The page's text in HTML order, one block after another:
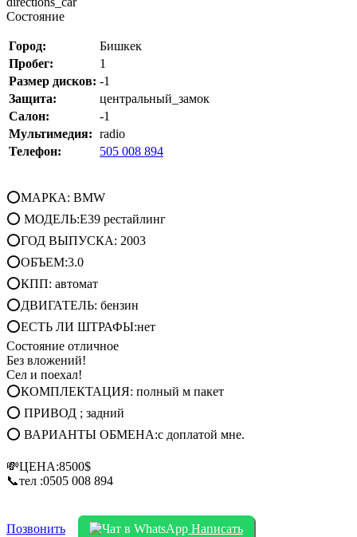
Состояние
Город:
Бишкек
Пробег:
1
Размер дисков: -1
Защита:
центральный_замок
Салон:
-1
Мультимедия: radio
Телефон:
505 008 894
⭕МАРКА: BMW
⭕ МОДЕЛЬ:E39 рестайлинг
⭕ГОД ВЫПУСКА: 2003
⭕ОБЪЕМ:3.0
⭕КПП: автомат
⭕ДВИГАТЕЛЬ: бензин
⭕ЕСТЬ ЛИ ШТРАФЫ:нет
Состояние отличное
Без вложений!
Сел и поехал!
⭕КОМПЛЕКТАЦИЯ: полный м пакет
⭕ ПРИВОД ; задний
⭕ ВАРИАНТЫ ОБМЕНА:с доплатой мне.
💸ЦЕНА:8500$
📞тел :0505 008 894
Позвонить Написать